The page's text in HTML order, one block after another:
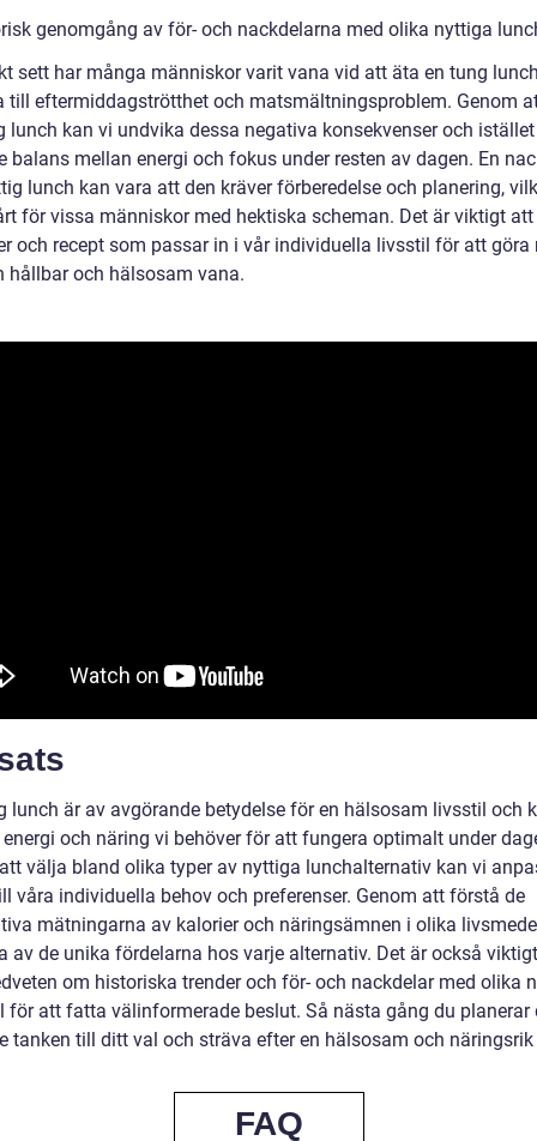
genomgång av för- och nackdelarna med olika nyttiga
sett har många människor varit vana vid att äta en tung
till eftermiddagströtthet och matsmältningsproblem. Genom
lunch kan vi undvika dessa negativa konsekvenser och
balans mellan energi och fokus under resten av dagen. En
lunch kan vara att den kräver förberedelse och planering,
för vissa människor med hektiska scheman. Det är viktigt
och recept som passar in i vår individuella livsstil för att göra
hållbar och hälsosam vana.
lunch är av avgörande betydelse för en hälsosam livsstil och
och näring vi behöver för att fungera optimalt under
välja bland olika typer av nyttiga lunchalternativ kan vi
våra individuella behov och preferenser. Genom att förstå de
mätningarna av kalorier och näringsämnen i olika
av de unika fördelarna hos varje alternativ. Det är också
om historiska trender och för- och nackdelar med olika
för att fatta välinformerade beslut. Så nästa gång du planerar
tanken till ditt val och sträva efter en hälsosam och
FAQ